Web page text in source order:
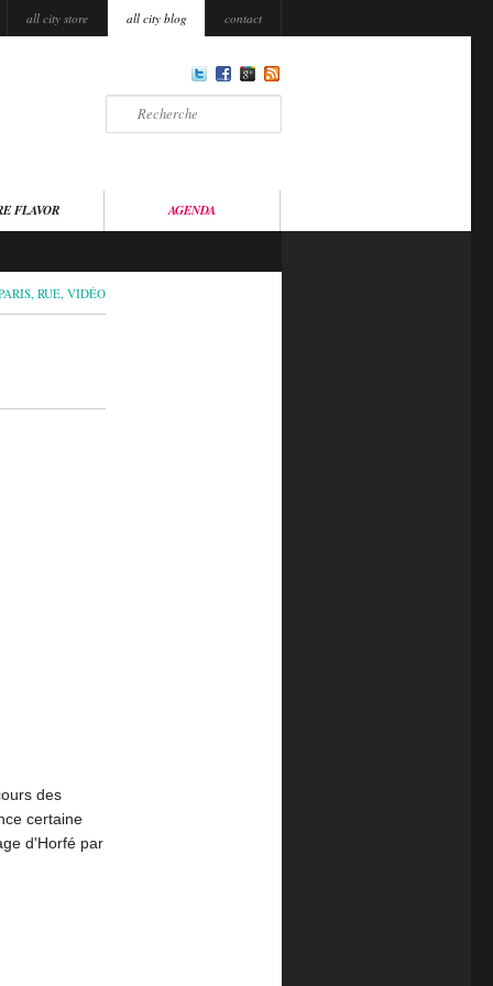
all city store all city blog contact
FLAVOR AGENDA
RUE VIDÉO
des
certaine
d'Horfé par